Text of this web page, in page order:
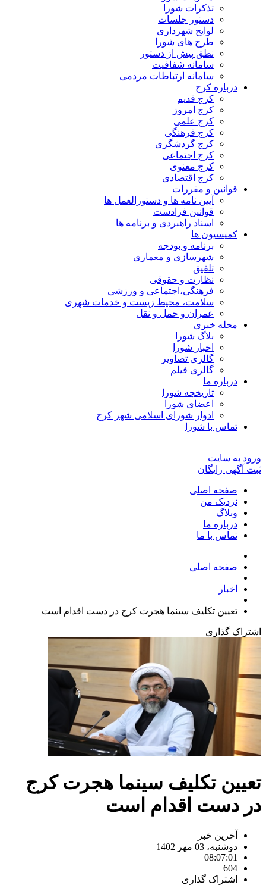
تذکرات شورا
دستور جلسات
لوایح شهرداری
طرح های شورا
نطق پیش از دستور
سامانه شفافیت
سامانه ارتباطات مردمی
درباره کرج
کرج قدیم
کرج امروز
کرج علمی
کرج فرهنگی
کرج گردشگری
کرج اجتماعی
کرج معنوی
کرج اقتصادی
قوانین و مقررات
آیین نامه ها و دستورالعمل ها
قوانین فرادست
اسناد راهبردی و برنامه ها
کمیسیون ها
برنامه و بودجه
شهرسازی و معماری
تلفیق
نظارت و حقوقی
فرهنگی،اجتماعی و ورزشی
سلامت، محیط زیست و خدمات شهری
عمران و حمل و نقل
مجله خبری
بلاگ شورا
اخبار شورا
گالری تصاویر
گالری فیلم
درباره ما
تاریخچه شورا
اعضای شورا
ادوار شورای اسلامی شهر کرج
تماس با شورا
ورود به سایت
ثبت آگهی رایگان
صفحه اصلی
نزدیک من
وبلاگ
درباره ما
تماس با ما
صفحه اصلی
اخبار
تعیین تکلیف سینما هجرت کرج در دست اقدام است
اشتراک گذاری
تعیین تکلیف سینما هجرت کرج
در دست اقدام است
آخرین خبر
دوشنبه، 03 مهر 1402
08:07:01
604
اشتراک گذاری